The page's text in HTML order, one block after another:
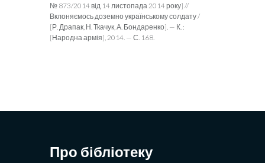
№ 873/2014 від 14 листопада 2014 року] //
Вклоняємось доземно українському солдату /
[Р. Драпак, Н. Тка­чук, А. Бондаренко]. — К. :
[Народна армія], 2014. — С. 168.
Про бібліотеку